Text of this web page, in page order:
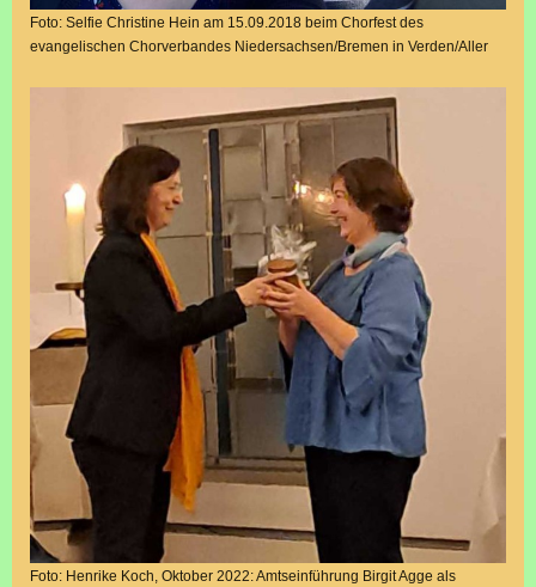
Foto: Selfie Christine Hein am 15.09.2018 beim Chorfest des
evangelischen Chorverbandes Niedersachsen/Bremen in Verden/Aller
Foto: Henrike Koch, Oktober 2022: Amtseinführung Birgit Agge als